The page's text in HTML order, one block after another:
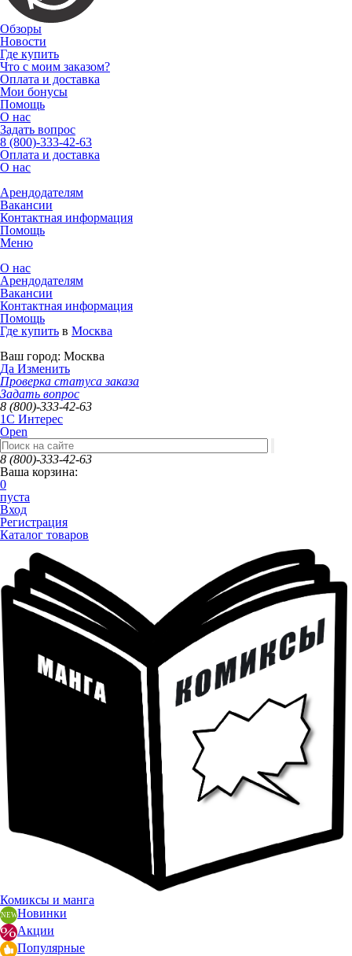
Обзоры
Новости
Где купить
Что с моим заказом?
Оплата и доставка
Мои бонусы
Помощь
О нас
Задать вопрос
8 (800)-333-42-63
Оплата и доставка
О нас
Арендодателям
Вакансии
Контактная информация
Помощь
Меню
О нас
Арендодателям
Вакансии
Контактная информация
Помощь
Где купить в Москва
Ваш город: Москва
Да Изменить
Проверка статуса заказа
Задать вопрос
8 (800)-333-42-63
1C Интерес
Open
8 (800)-333-42-63
Ваша корзина:
0
пуста
Вход
Регистрация
Каталог товаров
Комиксы и манга
Новинки
Акции
Популярные